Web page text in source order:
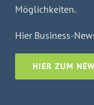
Möglichkeiten.
Hier Business-
HIER ZUM